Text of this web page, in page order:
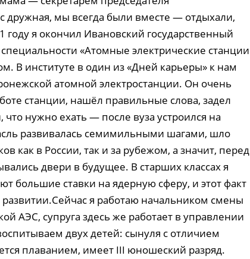
дружная, мы всегда были вместе — отдыхали,
я окончил Ивановский государственный
«Атомные электрические станции
В институте в один из «Дней карьеры» к нам
атомной электростанции. Он очень
станции, нашёл правильные слова, задел
нужно ехать — после вуза устроился на
развивалась семимильными шагами, шло
как в России, так и за рубежом, а значит, перед
двери в будущее. В старших классах я
большие ставки на ядерную сферу, и этот факт
я работаю начальником смены
АЭС, супруга здесь же работает в управлении
двух детей: сынуля с отличием
плаванием, имеет III юношеский разряд.